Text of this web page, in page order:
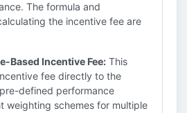
The formula and
the incentive fee are
Based Incentive Fee: This
fee directly to the
defined performance
weighting schemes for multiple